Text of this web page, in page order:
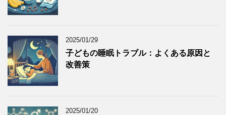
2025/01/29
子どもの睡眠トラブル：よくある原因と
改善策
2025/01/20